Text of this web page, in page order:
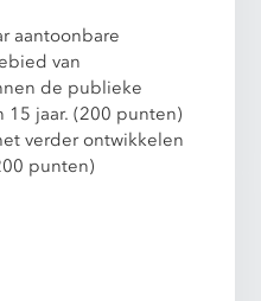
aantoonbare
van
de publieke
jaar. (200 punten)
verder ontwikkelen
punten)